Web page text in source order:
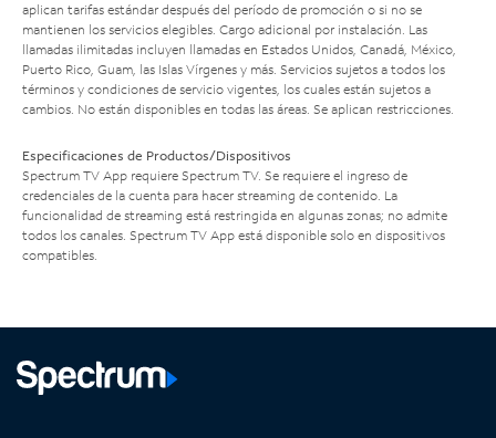
aplican tarifas estándar después del período de promoción o si no se
mantienen los servicios elegibles. Cargo adicional por instalación. Las
llamadas ilimitadas incluyen llamadas en Estados Unidos, Canadá, México,
Puerto Rico, Guam, las Islas Vírgenes y más. Servicios sujetos a todos los
términos y condiciones de servicio vigentes, los cuales están sujetos a
cambios. No están disponibles en todas las áreas. Se aplican restricciones.
Especificaciones de Productos/Dispositivos
Spectrum TV App requiere Spectrum TV. Se requiere el ingreso de
credenciales de la cuenta para hacer streaming de contenido. La
funcionalidad de streaming está restringida en algunas zonas; no admite
todos los canales. Spectrum TV App está disponible solo en dispositivos
compatibles.